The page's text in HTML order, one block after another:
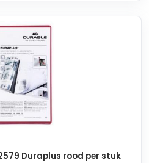
Duraplus rood per stuk